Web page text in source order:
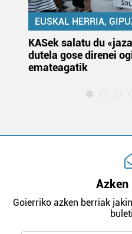
EUSKAL HERRIA,
KASek salatu du
dutela gose direnei
emateagatik
Azken
Goierriko azken berriak